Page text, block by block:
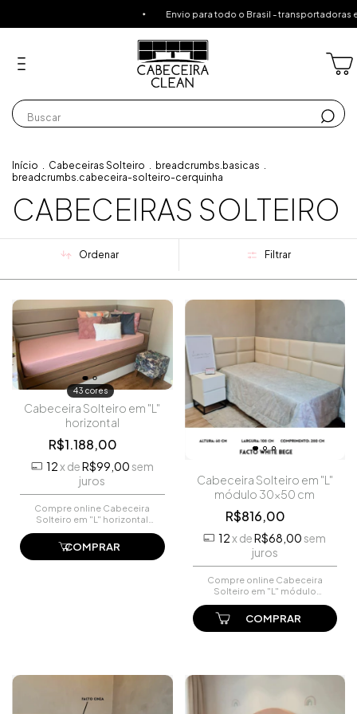
Envio para todo o Brasil - transportadoras
Início . Cabeceiras Solteiro . breadcrumbs.basicas .
breadcrumbs.cabeceira-solteiro-cerquinha
CABECEIRAS SOLTEIRO
Ordenar Filtrar
43 cores
Cabeceira Solteiro em "L"
horizontal
R$1.188,00
12xdeR$99,00 sem
juros
Compre online Cabeceira
Solteiro em "L" horizontal
pedido e pague-o online.
COMPRAR
Cabeceira Solteiro em "L"
módulo 30x50 cm
R$816,00
12xdeR$68,00 sem
juros
Compre online Cabeceira
Solteiro em "L" módulo
Faça seu pedido e pague-o
online.